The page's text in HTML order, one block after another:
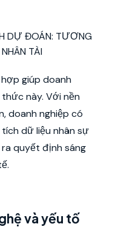
giúp doanh
này. Với nền
doanh nghiệp có
dữ liệu nhân sự
quyết định sáng
và yếu tố